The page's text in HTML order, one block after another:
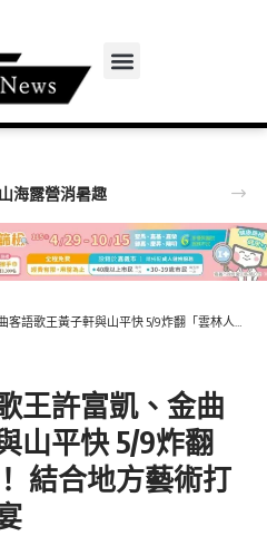
平快 5/9炸翻「雲林人之夜」！ 結合地方藝術打造跨世代文化盛宴
王許富凱、金曲
山平快 5/9炸翻
結合地方藝術打